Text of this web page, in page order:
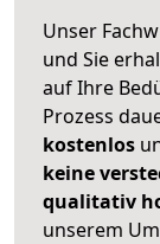
Unser
und Sie
auf Ihre
Prozess
kostenlos
keine
qualitativ
unserem